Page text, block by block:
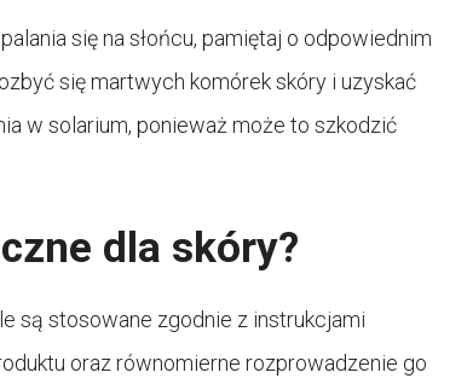
się na słońcu, pamiętaj o odpowiednim
się martwych komórek skóry i uzyskać
w solarium, ponieważ może to szkodzić
dla skóry?
są stosowane zgodnie z instrukcjami
oraz równomierne rozprowadzenie go